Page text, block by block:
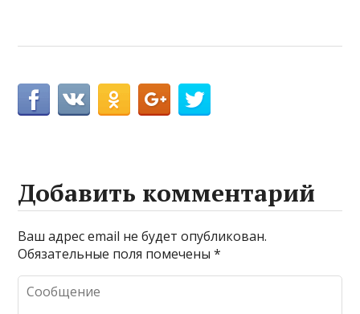
Добавить комментарий
Ваш адрес email не будет опубликован.
Обязательные поля помечены*